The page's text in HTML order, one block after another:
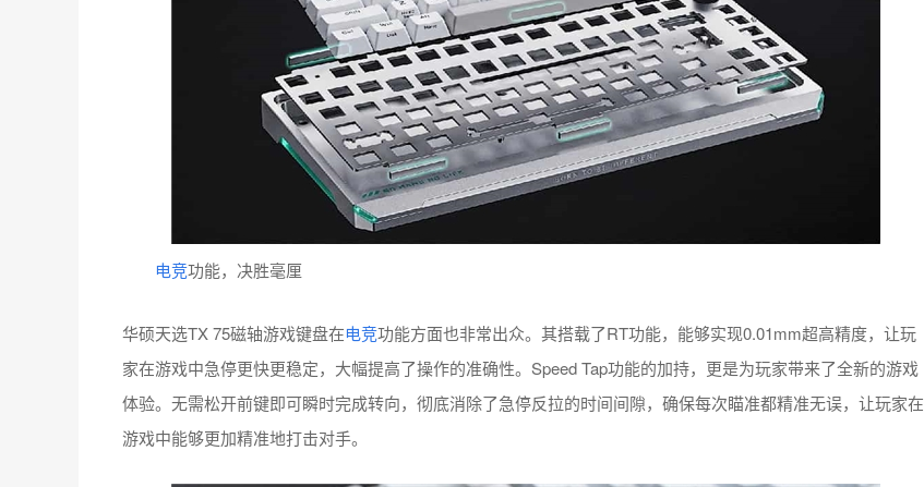
电竞功能，决胜毫厘
华硕天选TX 75磁轴游戏键盘在电竞功能方面也非常出众。其搭载了RT功能，能够实现0.01mm超高精度，让玩
家在游戏中急停更快更稳定，大幅提高了操作的准确性。Speed Tap功能的加持，更是为玩家带来了全新的游戏
体验。无需松开前键即可瞬时完成转向，彻底消除了急停反拉的时间间隙，确保每次瞄准都精准无误，让玩家在
游戏中能够更加精准地打击对手。